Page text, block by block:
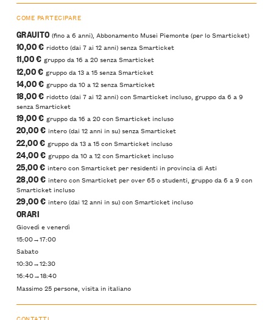
COME PARTECIPARE
GRAUITO (fino a 6 anni), Abbonamento Musei Piemonte (per lo Smarticket)
10,00 € ridotto (dai 7 ai 12 anni) senza Smarticket
11,00 € gruppo da 16 a 20 senza Smarticket
12,00 € gruppo da 13 a 15 senza Smarticket
14,00 € gruppo da 10 a 12 senza Smarticket
18,00 € ridotto (dai 7 ai 12 anni) con Smarticket incluso, gruppo da 6 a 9
senza Smarticket
19,00 € gruppo da 16 a 20 con Smarticket incluso
20,00 € intero (dai 12 anni in su) senza Smarticket
22,00 € gruppo da 13 a 15 con Smarticket incluso
24,00 € gruppo da 10 a 12 con Smarticket incluso
25,00 € intero con Smarticket per residenti in provincia di Asti
28,00 € intero con Smarticket per over 65 o studenti, gruppo da 6 a 9 con
Smarticket incluso
29,00 € intero (dai 12 anni in su) con Smarticket incluso
ORARI
Giovedì e venerdì
15:00→17:00
Sabato
10:30→12:30
16:40→18:40
Massimo 25 persone, visita in italiano